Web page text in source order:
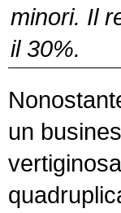
minori. Il
il 30%.
un